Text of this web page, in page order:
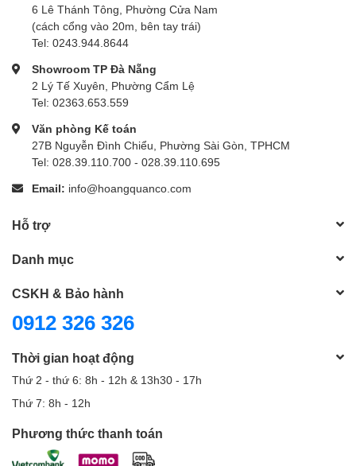
6 Lê Thánh Tông, Phường Cửa Nam
(cách cổng vào 20m, bên tay trái)
Tel: 0243.944.8644
Showroom TP Đà Nẵng
2 Lý Tế Xuyên, Phường Cẩm Lệ
Tel: 02363.653.559
Văn phòng Kế toán
27B Nguyễn Đình Chiểu, Phường Sài Gòn, TPHCM
Tel: 028.39.110.700 - 028.39.110.695
Email: info@hoangquanco.com
Hỗ trợ
Danh mục
CSKH & Bảo hành
0912 326 326
Thời gian hoạt động
Thứ 2 - thứ 6: 8h - 12h & 13h30 - 17h
Thứ 7: 8h - 12h
Phương thức thanh toán